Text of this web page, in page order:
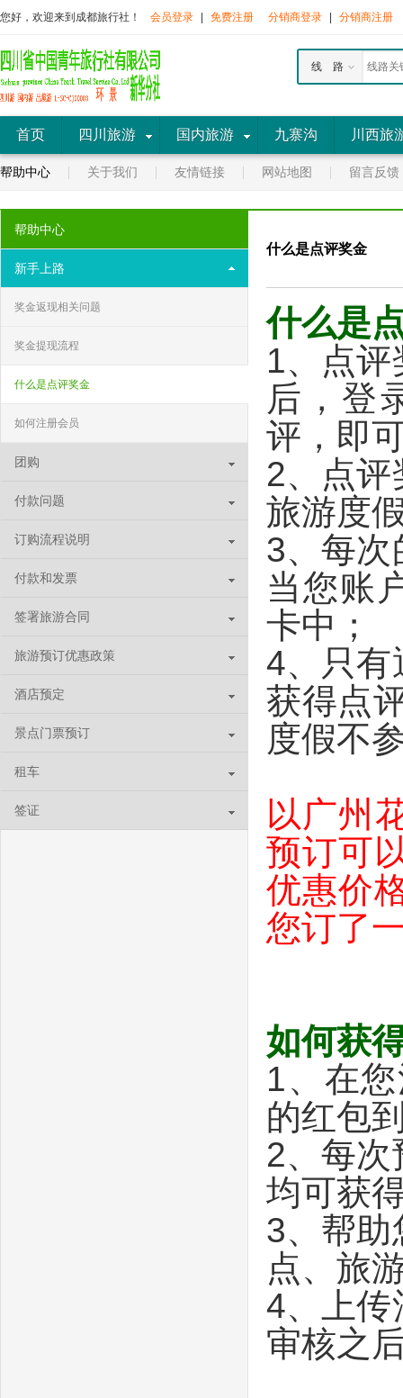
您好，欢迎来到成都旅行社！ 会员登录 免费注册 分销商登录 分销商注册
线 路
首页 四川旅游 国内旅游 九寨沟 川西旅
帮助中心 关于我们 友情链接 网站地图 留言反馈
帮助中心
新手上路
奖金返现相关问题
奖金提现流程
什么是点评奖金
如何注册会员
团购
付款问题
订购流程说明
付款和发票
签署旅游合同
旅游预订优惠政策
酒店预定
景点门票预订
租车
签证
什么是点评奖金
什么是
1、点
后，登
评，即
2、点评
旅游度
3、每次
当您账
卡中；
4、只有
获得点
度假不
以广州
预订可
优惠价
您订了
如何获
1、在
的红包
2、每次
均可获
3、帮助
点、旅
4、上传
审核之